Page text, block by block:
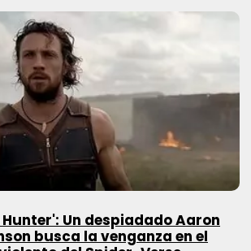
Hunter': Un despiadado Aaron
busca la venganza en el